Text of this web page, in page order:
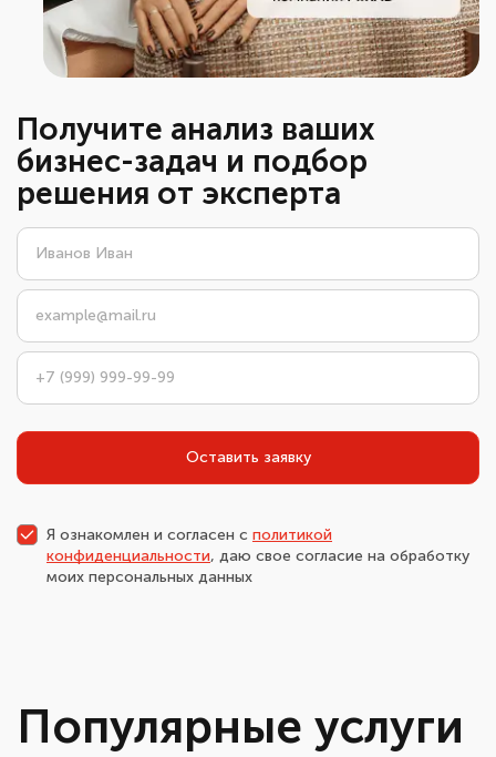
Получите анализ ваших
бизнес-задач и подбор
решения от эксперта
Оставить заявку
Я ознакомлен и согласен с политикой
конфиденциальности, даю свое согласие на обработку
моих персональных данных
Популярные услуги